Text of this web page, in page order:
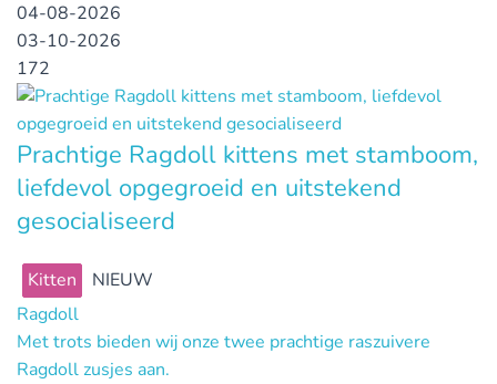
04-08-2026
03-10-2026
172
Prachtige Ragdoll kittens met stamboom,
liefdevol opgegroeid en uitstekend
gesocialiseerd
Kitten
NIEUW
Ragdoll
Met trots bieden wij onze twee prachtige raszuivere
Ragdoll zusjes aan.